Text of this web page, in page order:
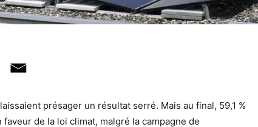
présager un résultat serré. Mais au final, 59,1 %
de la loi climat, malgré la campagne de